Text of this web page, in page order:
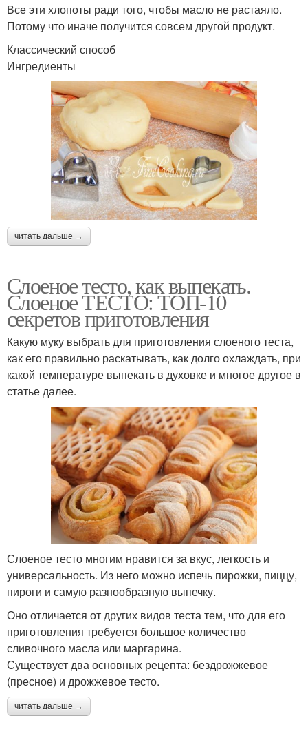
Все эти хлопоты ради того, чтобы масло не растаяло.
Потому что иначе получится совсем другой продукт.
Классический способ
Ингредиенты
читать дальше →
Слоеное тесто, как выпекать.
Слоеное ТЕСТО: ТОП-10
секретов приготовления
Какую муку выбрать для приготовления слоеного теста,
как его правильно раскатывать, как долго охлаждать, при
какой температуре выпекать в духовке и многое другое в
статье далее.
Слоеное тесто многим нравится за вкус, легкость и
универсальность. Из него можно испечь пирожки, пиццу,
пироги и самую разнообразную выпечку.
Оно отличается от других видов теста тем, что для его
приготовления требуется большое количество
сливочного масла или маргарина.
Существует два основных рецепта: бездрожжевое
(пресное) и дрожжевое тесто.
читать дальше →